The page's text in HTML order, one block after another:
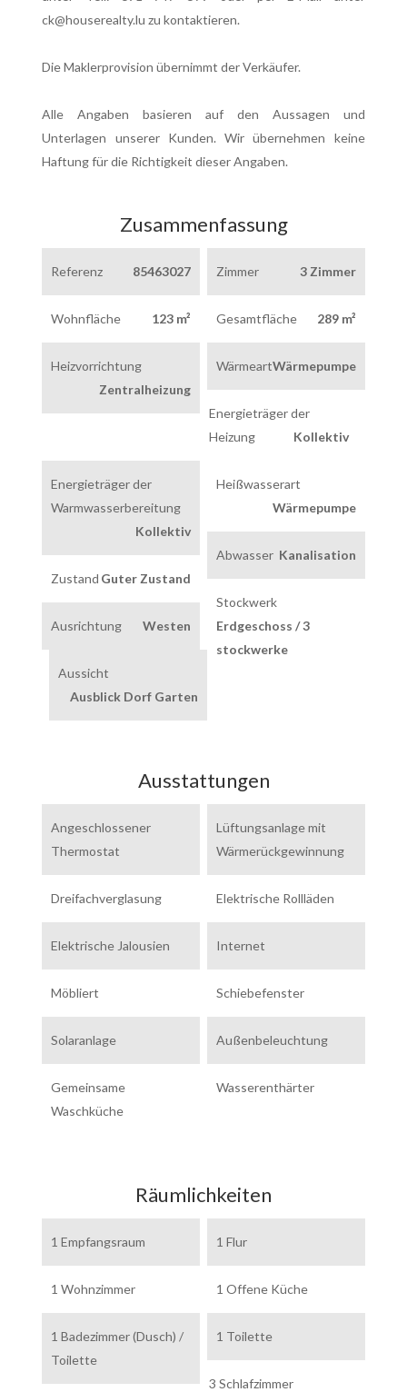
ck@houserealty.lu zu kontaktieren.
Die Maklerprovision übernimmt der Verkäufer.
Alle Angaben basieren auf den Aussagen und
Unterlagen unserer Kunden. Wir übernehmen keine
Haftung für die Richtigkeit dieser Angaben.
Zusammenfassung
Referenz 85463027 Zimmer 3 Zimmer
Wohnfläche 123 m² Gesamtfläche 289 m²
Heizvorrichtung
Zentralheizung
WärmeartWärmepumpe
Energieträger der
Heizung
Kollektiv
Heißwasserart
Wärmepumpe
Energieträger der
Warmwasserbereitung
Kollektiv
Abwasser Kanalisation
Zustand Guter Zustand
Stockwerk
Erdgeschoss / 3
stockwerke
Ausrichtung Westen
Aussicht
Ausblick Dorf Garten
Ausstattungen
Angeschlossener
Thermostat
Lüftungsanlage mit
Wärmerückgewinnung
Dreifachverglasung Elektrische Rollläden
Elektrische Jalousien Internet
Möbliert Schiebefenster
Solaranlage Außenbeleuchtung
Gemeinsame
Waschküche
Wasserenthärter
Räumlichkeiten
1 Empfangsraum 1 Flur
1 Wohnzimmer 1 Offene Küche
1 Badezimmer (Dusch) /
Toilette
1 Toilette
3 Schlafzimmer